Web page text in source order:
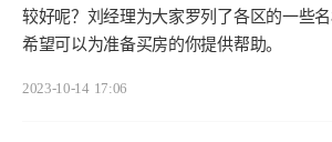
较好呢？刘经理为大家罗列了各区的一些名
希望可以为准备买房的你提供帮助。
2023-10-14 17:06